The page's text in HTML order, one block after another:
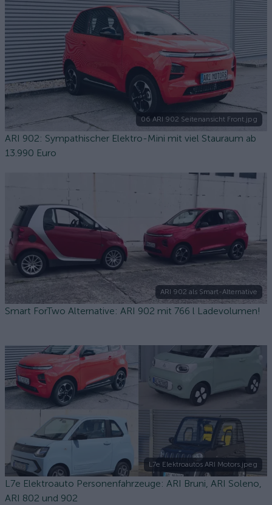
06 ARI 902 Seitenansicht Front.jpg
ARI 902: Sympathischer Elektro-Mini mit viel Stauraum ab
13.990 Euro
ARI 902 als Smart-Alternative
Smart ForTwo Alternative: ARI 902 mit 766 l Ladevolumen!
L7e Elektroautos ARI Motors.jpeg
L7e Elektroauto Personenfahrzeuge: ARI Bruni, ARI Soleno,
ARI 802 und 902